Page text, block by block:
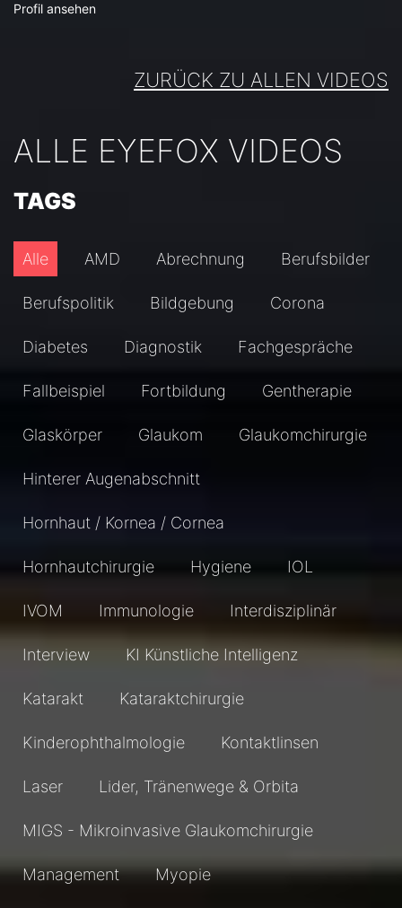
Profil ansehen
ZURÜCK ZU ALLEN VIDEOS
ALLE EYEFOX VIDEOS
TAGS
Alle AMD Abrechnung Berufsbilder
Berufspolitik Bildgebung Corona
Diabetes Diagnostik Fachgespräche
Fallbeispiel Fortbildung Gentherapie
Glaskörper Glaukom Glaukomchirurgie
Hinterer Augenabschnitt
Hornhaut / Kornea / Cornea
Hornhautchirurgie Hygiene IOL
IVOM Immunologie Interdisziplinär
Interview KI Künstliche Intelligenz
Katarakt Kataraktchirurgie
Kinderophthalmologie Kontaktlinsen
Laser Lider, Tränenwege & Orbita
MIGS - Mikroinvasive Glaukomchirurgie
Management Myopie